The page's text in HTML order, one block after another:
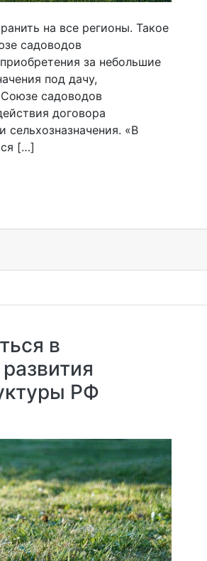
на все регионы. Такое
садоводов
за небольшие
под дачу,
Союзе садоводов
договора
сельхозназначения. «В
[…]
в
РФ